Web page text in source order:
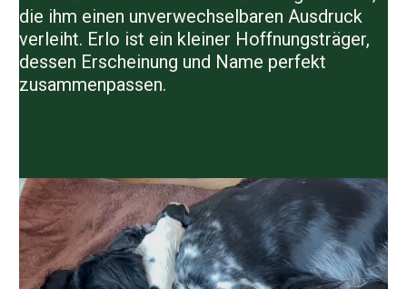
die ihm einen unverwechselbaren Ausdruck
verleiht. Erlo ist ein kleiner Hoffnungsträger,
dessen Erscheinung und Name perfekt
zusammenpassen.